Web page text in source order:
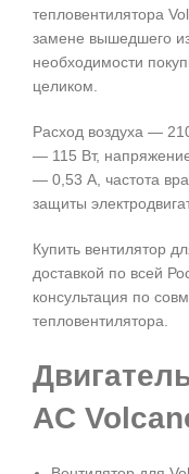
тепловентилятора
замене вышедшего
необходимости
целиком.
Расход воздуха —
— 115 Вт,
— 0,53 А, частота
защиты
Купить вентилятор
доставкой по всей
консультация по
тепловентилятора.
AC